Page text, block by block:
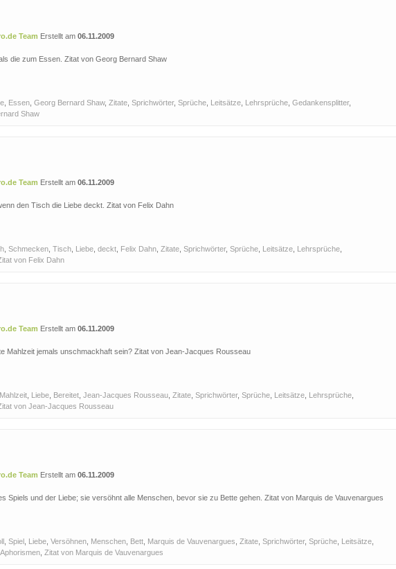
Team Erstellt am 06.11.2009
die zum Essen. Zitat von Georg Bernard Shaw
Essen Georg Bernard Shaw, Zitate Sprichwörter, Sprüche Leitsätze Lehrsprüche Gedankensplitter,
Shaw
Team Erstellt am 06.11.2009
den Tisch die Liebe deckt. Zitat von Felix Dahn
Schmecken Tisch Liebe deckt Felix Dahn Zitate Sprichwörter, Sprüche Leitsätze Lehrsprüche
von Felix Dahn
Team Erstellt am 06.11.2009
Mahlzeit jemals unschmackhaft sein? Zitat von Jean-Jacques Rousseau
Mahlzeit Liebe Bereitet Jean-Jacques Rousseau Zitate Sprichwörter, Sprüche Leitsätze Lehrsprüche
von Jean-Jacques Rousseau
Team Erstellt am 06.11.2009
Spiels und der Liebe; sie versöhnt alle Menschen, bevor sie zu Bette gehen. Zitat von Marquis de Vauvenargues
Spiel Liebe Versöhnen Menschen Bett Marquis de Vauvenargues Zitate Sprichwörter, Sprüche Leitsätze
Aphorismen Zitat von Marquis de Vauvenargues